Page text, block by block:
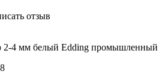
отзыв
2-4 мм белый Edding промышленный